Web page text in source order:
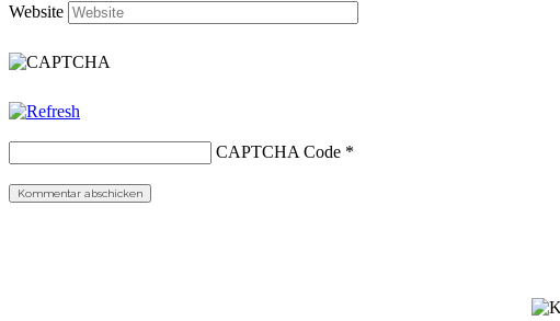
Website
CAPTCHA Code *